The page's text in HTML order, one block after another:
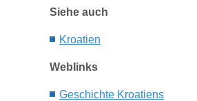
Siehe auch
Kroatien
Weblinks
Geschichte Kroatiens